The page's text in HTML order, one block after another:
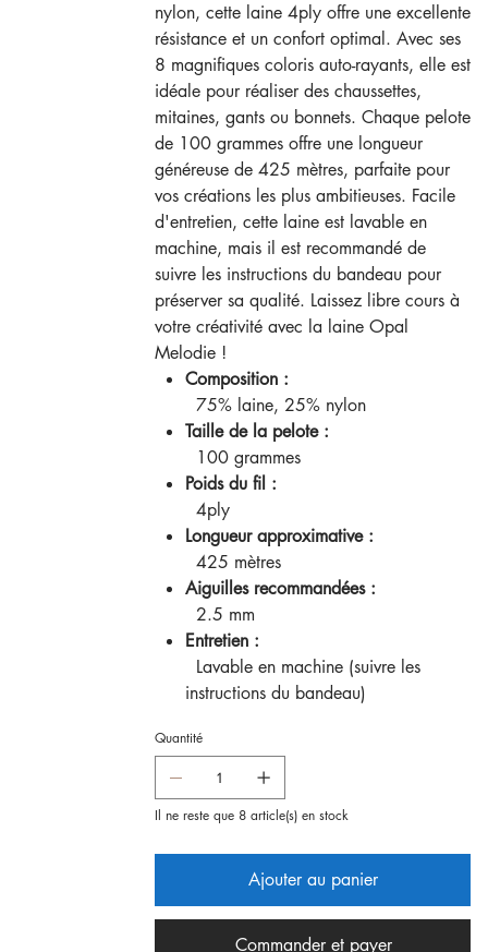
nylon, cette laine 4ply offre une excellente
résistance et un confort optimal. Avec ses
8 magnifiques coloris auto-rayants, elle est
idéale pour réaliser des chaussettes,
mitaines, gants ou bonnets. Chaque pelote
de 100 grammes offre une longueur
généreuse de 425 mètres, parfaite pour
vos créations les plus ambitieuses. Facile
d'entretien, cette laine est lavable en
machine, mais il est recommandé de
suivre les instructions du bandeau pour
préserver sa qualité. Laissez libre cours à
votre créativité avec la laine Opal
Melodie !
Composition :
75% laine, 25% nylon
Taille de la pelote :
100 grammes
Poids du fil :
4ply
Longueur approximative :
425 mètres
Aiguilles recommandées :
2.5 mm
Entretien :
Lavable en machine (suivre les
instructions du bandeau)
Quantité
Il ne reste que 8 article(s) en stock
Ajouter au panier
Commander et payer